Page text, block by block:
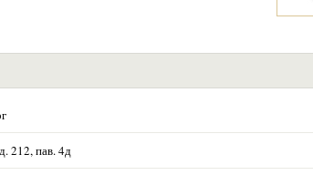
212, пав. 4д